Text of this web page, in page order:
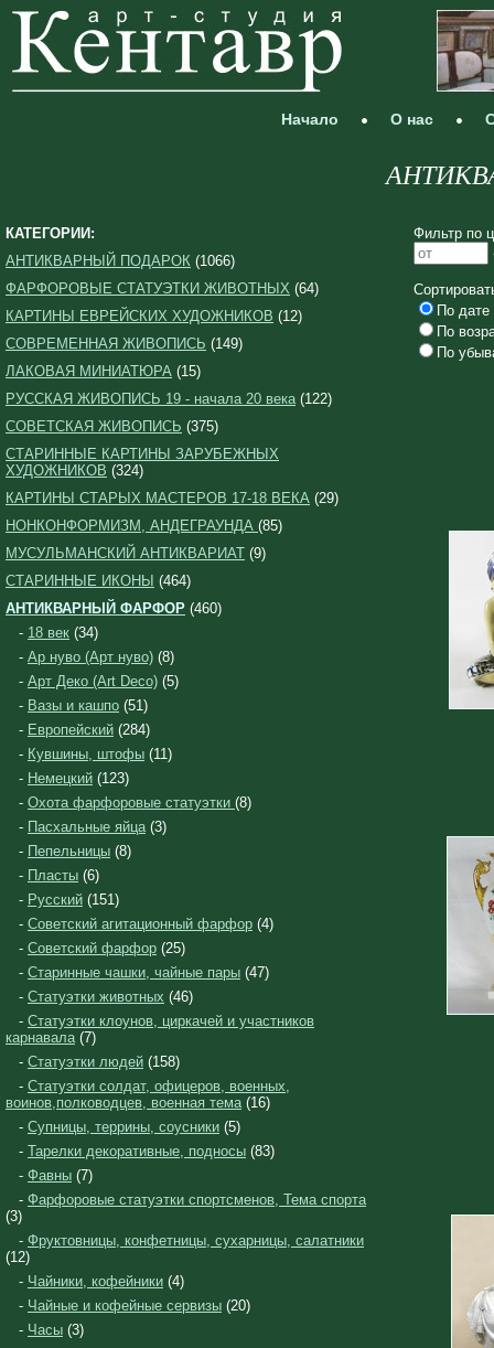
Начало О нас
КАТЕГОРИИ:
АНТИКВАРНЫЙ ПОДАРОК (1066)
ФАРФОРОВЫЕ СТАТУЭТКИ ЖИВОТНЫХ (64)
КАРТИНЫ ЕВРЕЙСКИХ ХУДОЖНИКОВ (12)
СОВРЕМЕННАЯ ЖИВОПИСЬ (149)
ЛАКОВАЯ МИНИАТЮРА (15)
РУССКАЯ ЖИВОПИСЬ 19 - начала 20 века(122)
СОВЕТСКАЯ ЖИВОПИСЬ (375)
СТАРИННЫЕ КАРТИНЫ ЗАРУБЕЖНЫХ
ХУДОЖНИКОВ (324)
КАРТИНЫ СТАРЫХ МАСТЕРОВ 17-18 ВЕКА (29)
НОНКОНФОРМИЗМ, АНДЕГРАУНДА (85)
МУСУЛЬМАНСКИЙ АНТИКВАРИАТ (9)
СТАРИННЫЕ ИКОНЫ (464)
АНТИКВАРНЫЙ ФАРФОР (460)
- 18 век (34)
- Ар нуво (Арт нуво) (8)
- Арт Деко (Art Deco) (5)
- Вазы и кашпо (51)
- Европейский (284)
- Кувшины, штофы (11)
- Немецкий (123)
- Охота фарфоровые статуэтки (8)
- Пасхальные яйца(3)
- Пепельницы (8)
- Пласты (6)
- Русский (151)
- Советский агитационный фарфор (4)
- Советский фарфор (25)
- Старинные чашки, чайные пары (47)
- Статуэтки животных (46)
- Статуэтки клоунов, циркачей и участников
карнавала(7)
- Статуэтки людей (158)
- Статуэтки солдат, офицеров, военных,
воинов,полководцев, военная тема(16)
- Супницы, террины, соусники (5)
- Тарелки декоративные, подносы (83)
- Фавны (7)
- Фарфоровые статуэтки спортсменов, Тема спорта
(3)
- Фруктовницы, конфетницы, сухарницы, салатники
(12)
- Чайники, кофейники (4)
- Чайные и кофейные сервизы (20)
- Часы (3)
Фильтр по
По дате
По
По